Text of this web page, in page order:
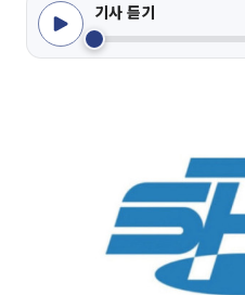
기사 듣기